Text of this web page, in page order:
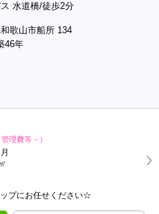
水道橋/徒歩2分
歌山市船所 134
46年
管理費等－）
プにお任せください☆